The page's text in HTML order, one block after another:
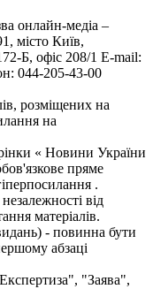
онлайн-медіа –
місто Київ,
Б, офіс 208/1 E-mail:
044-205-43-00
розміщених на
на
« Новини України
пряме
.
від
матеріалів.
- повинна бути
абзаці
"Заява",